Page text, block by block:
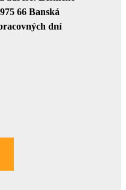
66 Banská
dní